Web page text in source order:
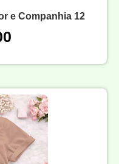
e Companhia 12